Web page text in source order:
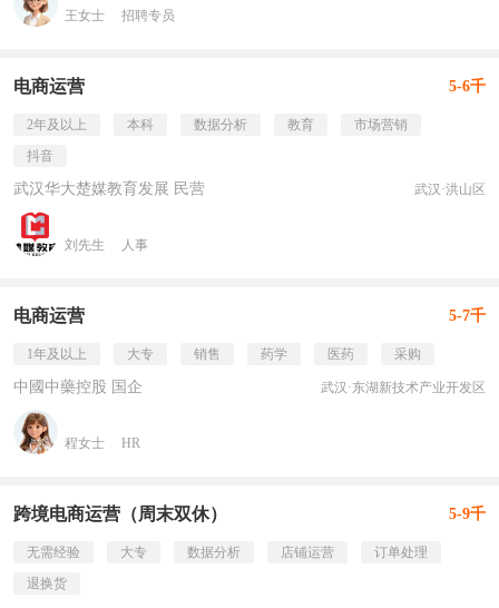
王女士 招聘专员
电商运营 5-6千
2年及以上 本科 数据分析 教育
市场营销
抖音
武汉华大楚媒教育发展 民营 武汉·洪山区
刘先生 人事
电商运营 5-7千
1年及以上 大专 销售 药学 医药 采购
中國中藥控股 国企 武汉·东湖新技术产业开发区
程女士 HR
跨境电商运营（周末双休） 5-9千
无需经验 大专 数据分析 店铺运营
订单处理
退换货